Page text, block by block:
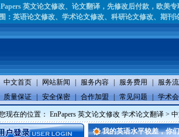
英文论文修改、论文翻译，先修改后付款，欧美
：英语论文修改、学术论文修改、科研论文修改、期
中文首页 网站新闻 服务内容 服务费用
服务
质量保证 安全保密 合作加盟 常见问题 学术
现在的位置： EnPapers 英文论文修改 学术论文翻译 >
我的英语水平较差，你